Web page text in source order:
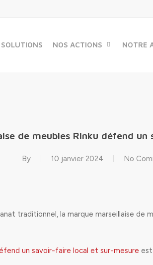
NOS ACTIONS NOTRE
de meubles Rinku défend
By 10 janvier 2024 No
traditionnel, la marque marseillaise de
un savoir-faire local et sur-mesure